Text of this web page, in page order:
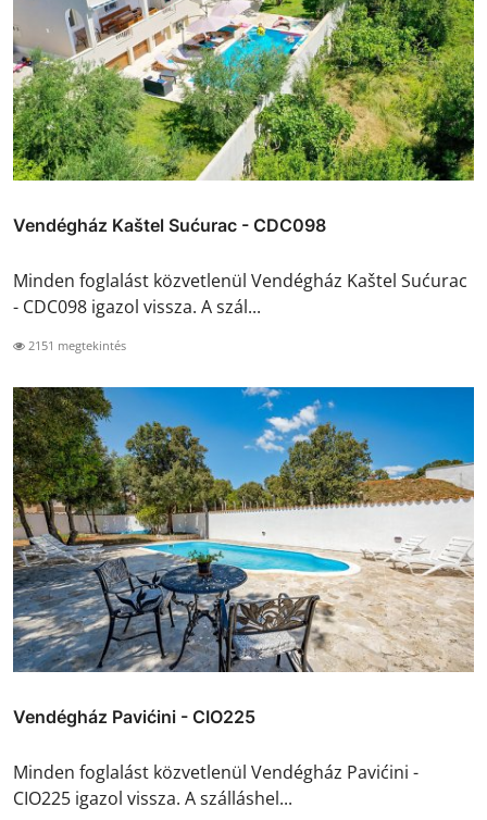
Vendégház Kaštel Sućurac - CDC098
Minden foglalást közvetlenül Vendégház Kaštel Sućurac
- CDC098 igazol vissza. A szál...
2151 megtekintés
Vendégház Pavićini - CIO225
Minden foglalást közvetlenül Vendégház Pavićini -
CIO225 igazol vissza. A szálláshel...